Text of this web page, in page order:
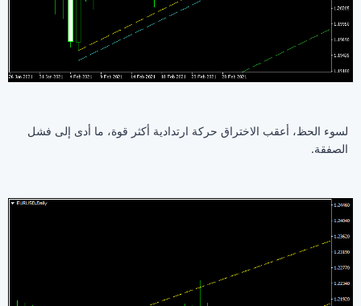
لسوء الحظ، أعقب الاختراق حركة ارتدادية أكثر قوة، ما أدى إلى فشل
الصفقة.